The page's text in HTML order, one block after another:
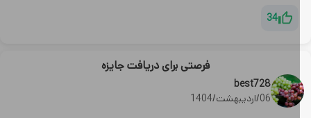
34
فرصتی برای دریافت جایزه
best728
06/اردیبهشت/1404